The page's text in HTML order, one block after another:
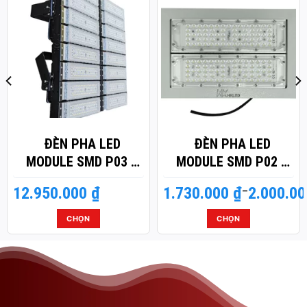
ĐÈN PHA LED
MODULE SMD P03 –
CÔNG SUẤT 800W
12.950.000 ₫
CHỌN
Sản
có
nhiều
ĐÈN PHA LED
MODULE SMD P02 –
CÔNG SUẤT 100W
1.730.000 ₫–
Khoảng
giá:
1.730.000 ₫
CHỌN
Sản
nhiều